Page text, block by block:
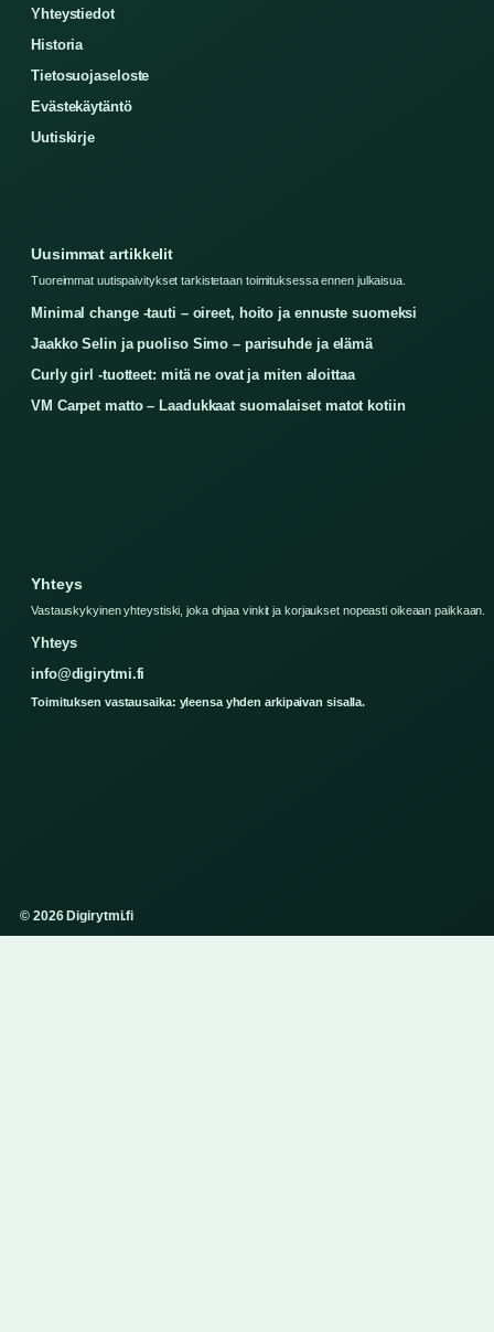
Yhteystiedot
Historia
Tietosuojaseloste
Evästekäytäntö
Uutiskirje
Uusimmat artikkelit
Tuoreimmat uutispaivitykset tarkistetaan toimituksessa ennen julkaisua.
Minimal change -tauti – oireet, hoito ja ennuste suomeksi
Jaakko Selin ja puoliso Simo – parisuhde ja elämä
Curly girl -tuotteet: mitä ne ovat ja miten aloittaa
VM Carpet matto – Laadukkaat suomalaiset matot kotiin
Yhteys
Vastauskykyinen yhteystiski, joka ohjaa vinkit ja korjaukset nopeasti oikeaan paikkaan.
Yhteys
info@digirytmi.fi
Toimituksen vastausaika: yleensa yhden arkipaivan sisalla.
© 2026 Digirytmi.fi